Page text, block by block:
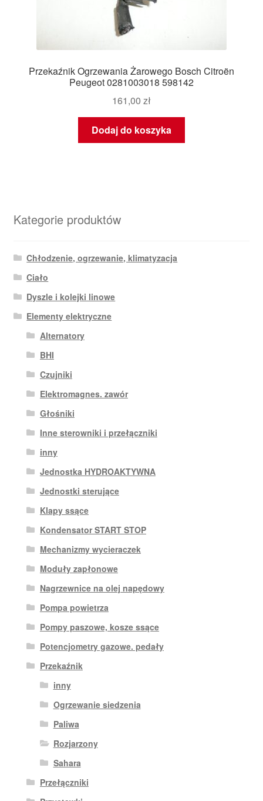
Przekaźnik Ogrzewania Żarowego Bosch Citroën
Peugeot 0281003018 598142
161,00 zł
Dodaj do koszyka
Kategorie produktów
Chłodzenie, ogrzewanie, klimatyzacja
Ciało
Dyszle i kolejki linowe
Elementy elektryczne
Alternatory
BHI
Czujniki
Elektromagnes. zawór
Głośniki
Inne sterowniki i przełączniki
inny
Jednostka HYDROAKTYWNA
Jednostki sterujące
Klapy ssące
Kondensator START STOP
Mechanizmy wycieraczek
Moduły zapłonowe
Nagrzewnice na olej napędowy
Pompa powietrza
Pompy paszowe, kosze ssące
Potencjometry gazowe. pedały
Przekaźnik
inny
Ogrzewanie siedzenia
Paliwa
Rozjarzony
Sahara
Przełączniki